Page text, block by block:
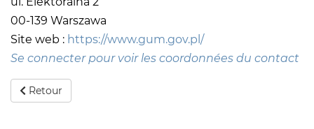
00-139 Warszawa
Site web : https://www.gum.gov.pl/
Se connecter pour voir les coordonnées du contact
Retour